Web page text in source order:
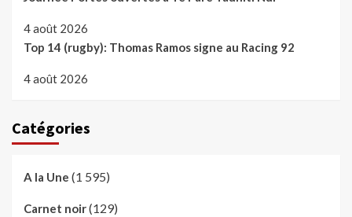
4 août 2026
Top 14 (rugby): Thomas Ramos signe au Racing 92
4 août 2026
Catégories
A la Une (1 595)
Carnet noir(129)